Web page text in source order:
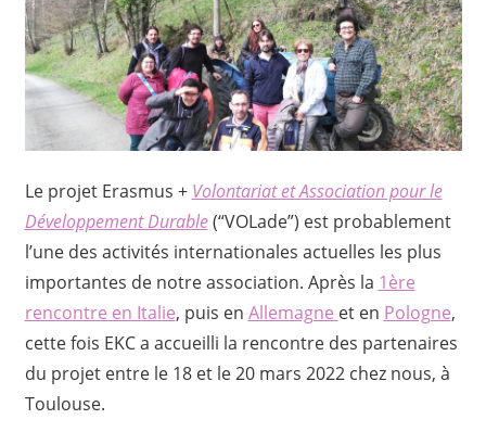
Le projet Erasmus + Volontariat et Association pour le
Développement Durable(“VOLade”) est probablement
l’une des activités internationales actuelles les plus
importantes de notre association. Après la 1ère
rencontre en Italie, puis en Allemagne et en Pologne,
cette fois EKC a accueilli la rencontre des partenaires
du projet entre le 18 et le 20 mars 2022 chez nous, à
Toulouse.